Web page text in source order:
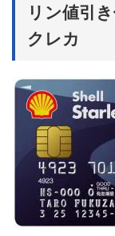
リン値引
クレカ